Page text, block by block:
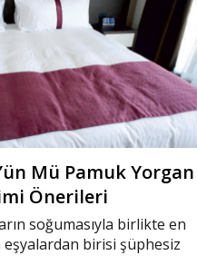
Mü Pamuk Yorgan
Önerileri
soğumasıyla birlikte en
birisi şüphesiz